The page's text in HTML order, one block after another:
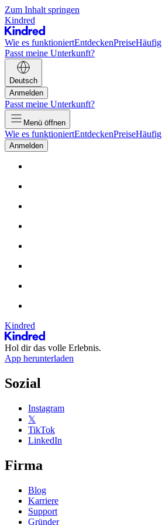
Zum Inhalt springen
Kindred
Wie es funktioniertEntdeckenPreiseHäufig
Passt meine Unterkunft?
Deutsch
Anmelden
Passt meine Unterkunft?
Menü öffnen
Wie es funktioniertEntdeckenPreiseHäufig
Anmelden
Kindred
Hol dir das volle Erlebnis.
App herunterladen
Sozial
Instagram
𝕏
TikTok
LinkedIn
Firma
Blog
Karriere
Support
Gründer